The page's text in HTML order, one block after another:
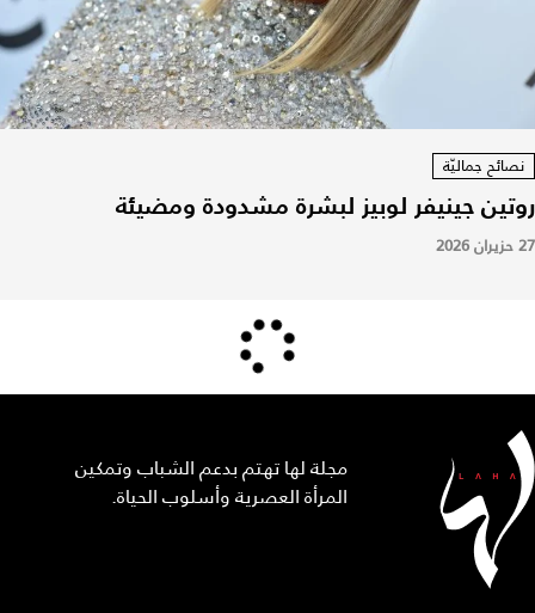
نصائح جماليّة
روتين جينيفر لوبيز لبشرة مشدودة ومضيئة
27 حزيران 2026
مجلة لها تهتم بدعم الشباب وتمكين
المرأة العصرية وأسلوب الحياة.